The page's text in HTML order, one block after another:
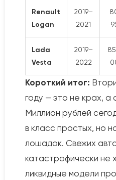
Renault
Logan
2019–
2021
Lada
Vesta
2019–
2022
Короткий итог:
году — это не крах, а
Миллион рублей
в класс простых, но
лошадок. Свежих
катастрофически не
ликвидные модели